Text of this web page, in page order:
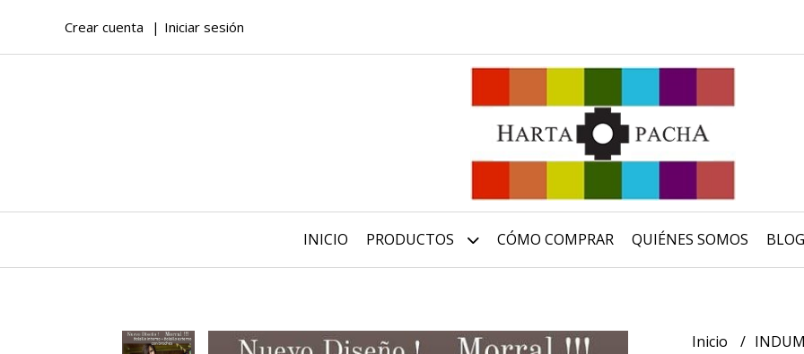
Crear cuenta Iniciar sesión
INICIO PRODUCTOS CÓMO COMPRAR QUIÉNES SOMOS BLOG
Inicio